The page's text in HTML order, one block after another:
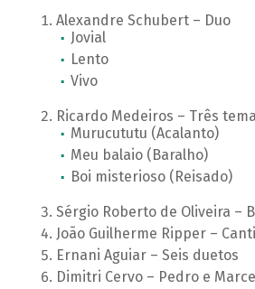
Alexandre Schubert – Duo
Jovial
Lento
Vivo
Ricardo Medeiros – Três
Murucututu (Acalanto)
Meu balaio (Baralho)
Boi misterioso (Reisado)
Sérgio Roberto de Oliveira –
João Guilherme Ripper –
Ernani Aguiar – Seis duetos
Dimitri Cervo – Pedro e